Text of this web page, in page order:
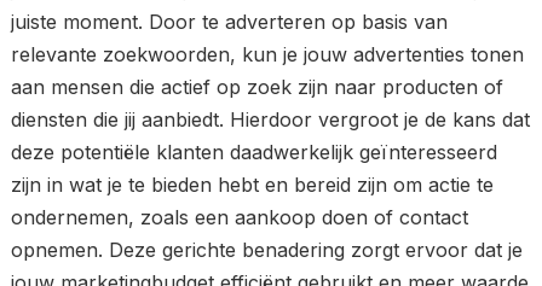
juiste moment. Door te adverteren op basis van
relevante zoekwoorden, kun je jouw advertenties tonen
aan mensen die actief op zoek zijn naar producten of
diensten die jij aanbiedt. Hierdoor vergroot je de kans dat
deze potentiële klanten daadwerkelijk geïnteresseerd
zijn in wat je te bieden hebt en bereid zijn om actie te
ondernemen, zoals een aankoop doen of contact
opnemen. Deze gerichte benadering zorgt ervoor dat je